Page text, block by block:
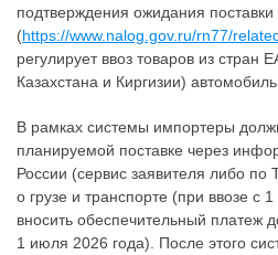
подтверждения ожидания поставки
(https://www.nalog.gov.ru/rn77/
регулирует ввоз товаров из
Казахстана и Киргизии)
В рамках системы импортеры
планируемой поставке через
России (сервис заявителя либо
о грузе и транспорте (при ввозе с
вносить обеспечительный платеж
1 июля 2026 года). После этого